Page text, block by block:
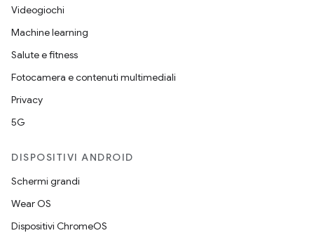
Videogiochi
Machine learning
Salute e fitness
Fotocamera e contenuti multimediali
Privacy
5G
DISPOSITIVI ANDROID
Schermi grandi
Wear OS
Dispositivi ChromeOS